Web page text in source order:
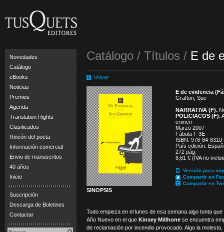
Novedades
Catálogo
eBooks
Noticias
Premios
Agenda
Translation Rights
Clasificados
Rincón del poeta
Información comercial
Envio de manuscritos
40 años
Inicio
Suscripción
Descarga de Boletines
Contactar
Catálogo / Títulos / E de
Volver
E de evidencia
Grafton, Sue
NARRATIVA (F).
POLICIACOS (F).
crimen
Marzo 2007
Fábula F 3E
ISBN: 978-84-
País edición:
272 pág.
8,61 € (IVA no
Versión para
Compartir en
Compartir en
SINOPSIS
Todo empieza en el lunes de esa semana algo tonta
Año Nuevo en el que Kinsey Millhone se encuentra
de reclamación por incendio provocado. Algo la